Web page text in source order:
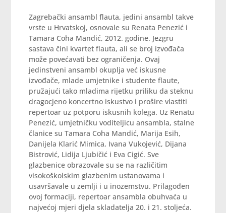
Zagrebački ansambl flauta, jedini ansambl takve
vrste u Hrvatskoj, osnovale su Renata Penezić i
Tamara Coha Mandić, 2012. godine. Jezgru
sastava čini kvartet flauta, ali se broj izvođača
može povećavati bez ograničenja. Ovaj
jedinstveni ansambl okuplja već iskusne
izvođače, mlade umjetnike i studente flaute,
pružajući tako mladima rijetku priliku da steknu
dragocjeno koncertno iskustvo i prošire vlastiti
repertoar uz potporu iskusnih kolega. Uz Renatu
Penezić, umjetničku voditeljicu ansambla, stalne
članice su Tamara Coha Mandić, Marija Esih,
Danijela Klarić Mimica, Ivana Vukojević, Dijana
Bistrović, Lidija Ljubičić i Eva Cigić. Sve
glazbenice obrazovale su se na različitim
visokoškolskim glazbenim ustanovama i
usavršavale u zemlji i u inozemstvu. Prilagođen
ovoj formaciji, repertoar ansambla obuhvaća u
najvećoj mjeri djela skladatelja 20. i 21. stoljeća.